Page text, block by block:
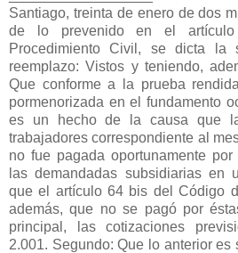
Santiago, treinta de enero de dos
de lo prevenido en el
Procedimiento Civil, se dicta la
reemplazo: Vistos y teniendo,
Que conforme a la prueba
pormenorizada en el fundamento
es un hecho de la causa que
trabajadores correspondiente al
no fue pagada oportunamente
las demandadas subsidiarias en
que el artículo 64 bis del Código
además, que no se pagó por
principal, las cotizaciones
2.001. Segundo: Que lo anterior es